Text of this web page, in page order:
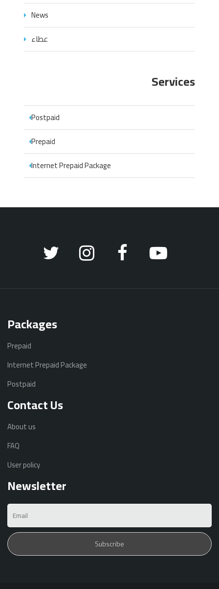
News
عطاء
Services
Postpaid
Prepaid
Internet Prepaid Package
Packages
Prepaid
Internet Prepaid Package
Postpaid
Contact Us
About us
FAQ
User policy
Newsletter